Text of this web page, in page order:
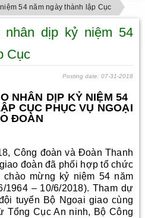
54 năm ngày thành lập Cục
dịp kỷ niệm 54
Cục
Posting date: 07-31-2018
NHÂN DỊP KỶ NIỆM 54
CỤC PHỤC VỤ NGOẠI
ĐOÀN
Công đoàn và Đoàn Thanh
đoàn đã phối hợp tổ chức
mừng kỷ niệm 54 năm
1964 – 10/6/2018). Tham dự
tuyển Bộ Ngoại giao cùng
Tổng Cục An ninh, Bộ Công